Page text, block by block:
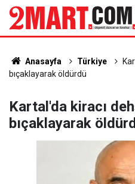
Anasayfa Türkiye
bıçaklayarak öldürdü
Kartal'da kiracı
bıçaklayarak